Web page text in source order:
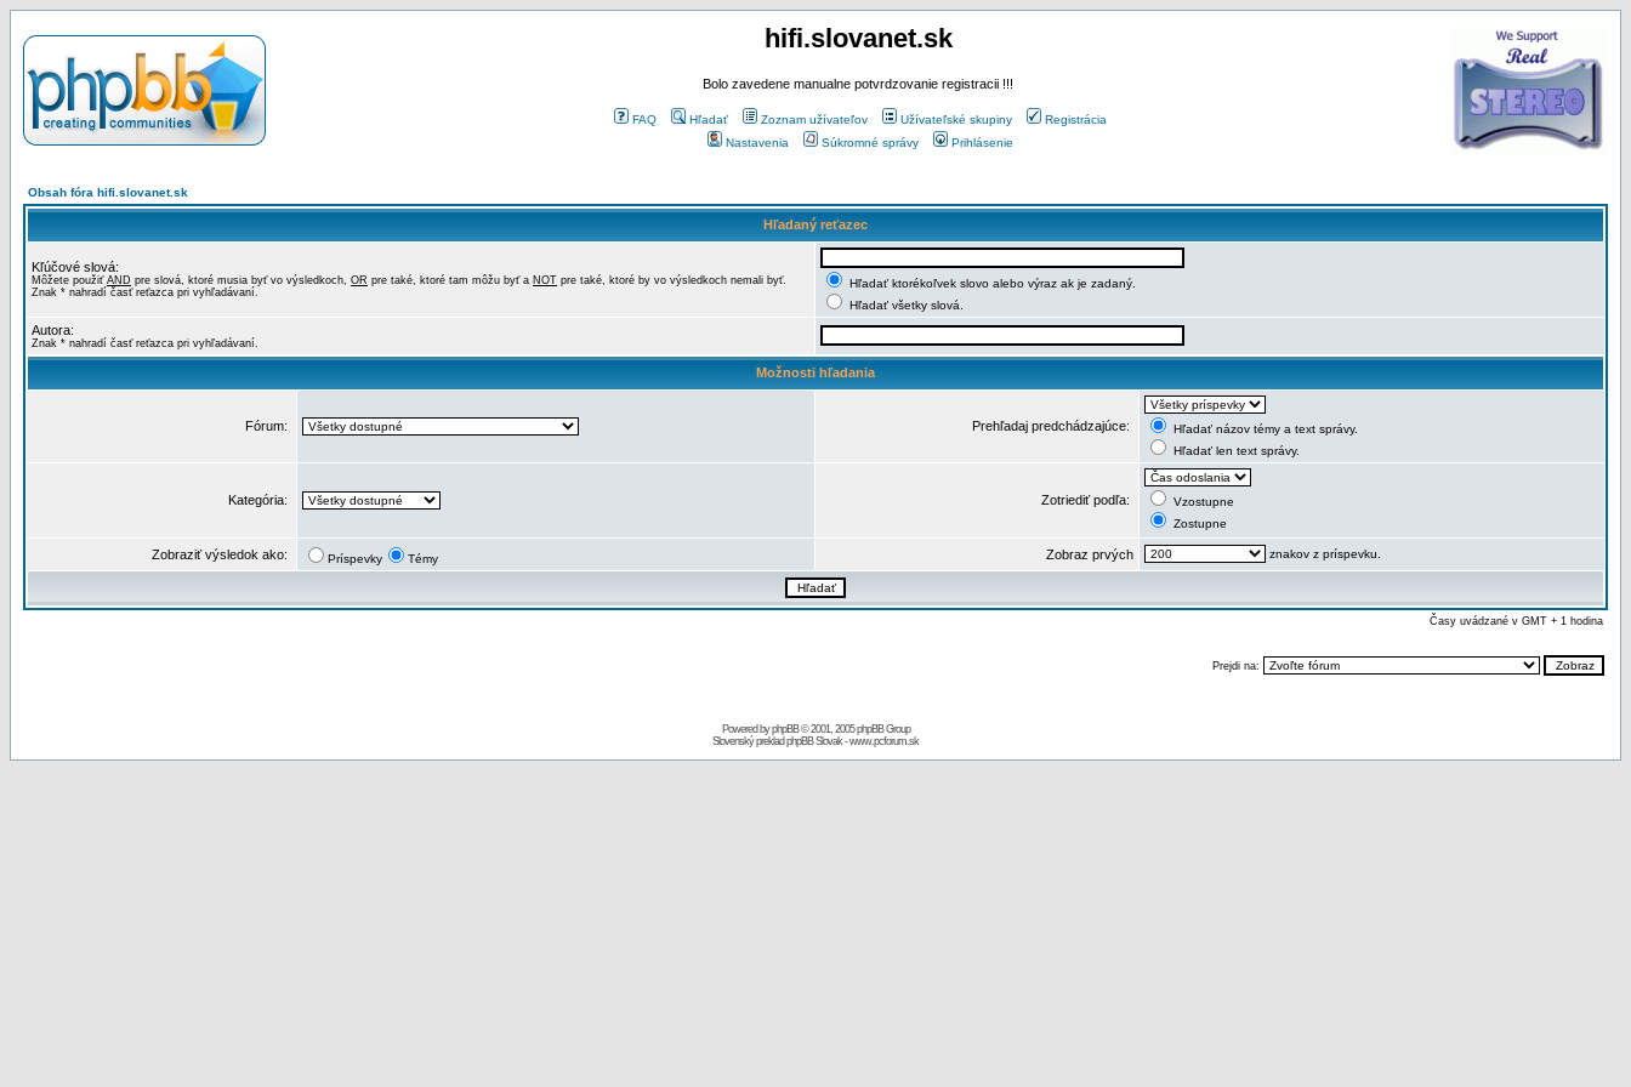
hifi.slovanet.sk
Bolo zavedene manualne potvrdzovanie registracii !!!
FAQ Hľadať Zoznam užívateľov Užívateľské skupiny
Registrácia
Nastavenia
Súkromné správy Prihlásenie
Obsah fóra hifi.slovanet.sk
Hľadaný reťazec
Kľúčové slová:
Môžete použiť AND pre slová, ktoré musia byť vo výsledkoch, OR pre také, ktoré tam môžu byť a NOT pre také, ktoré by vo výsledkoch nemali byť.
Znak * nahradí časť reťazca pri vyhľadávaní.
Hľadať ktorékoľvek slovo alebo výraz ak je zadaný.
Hľadať všetky slová.
Autora:
Znak * nahradí časť reťazca pri vyhľadávaní.
Možnosti hľadania
Fórum: Prehľadaj predchádzajúce:
Hľadať názov témy a text správy.
Hľadať len text správy.
Kategória: Zotriediť podľa:
Vzostupne
Zostupne
Zobraziť výsledok ako: Príspevky Témy Zobraz prvých znakov z príspevku.
Časy uvádzané v GMT + 1 hodina
Prejdi na:
Powered byphpBB© 2001, 2005 phpBB Group
Slovenský preklad phpBB Slovak-www.pcforum.sk